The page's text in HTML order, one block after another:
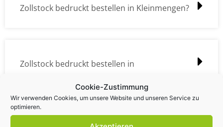
Cookie-Zustimmung
Wir verwenden Cookies, um unsere Website und unseren Service zu
optimieren.
Zollstock bedruckt bestellen in Kleinmengen?
Zollstock bedruckt bestellen in